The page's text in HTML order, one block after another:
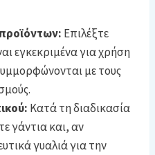
Επιλέξτε
εγκεκριμένα για χρήση
με τους
Κατά τη διαδικασία
γάντια και, αν
γυαλιά για την